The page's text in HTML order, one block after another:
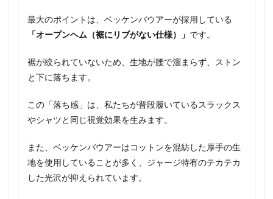
最大のポイントは、ベッケンバウアーが採用している
「オープンヘム（裾にリブがない仕様）」 です。
裾が絞られていないため、生地が腰で溜まらず、ストン
と下に落ちます。
この「落ち感」は、私たちが普段履いているスラックス
やシャツと同じ視覚効果を生みます。
また、ベッケンバウアーはコットンを混紡した厚手の生
地を使用していることが多く、ジャージ特有のテカテカ
した光沢が抑えられています。